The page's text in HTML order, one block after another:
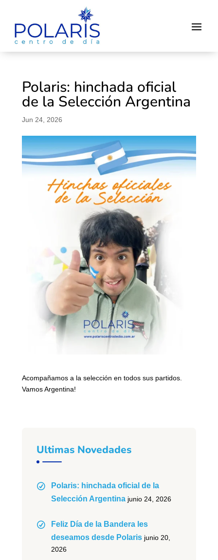
Polaris: hinchada oficial
de la Selección Argentina
Jun 24, 2026
Acompañamos a la selección en todos sus partidos.
Vamos Argentina!
Ultimas Novedades
Polaris: hinchada oficial de la
Selección Argentina junio 24, 2026
Feliz Día de la Bandera les
deseamos desde Polaris junio 20,
2026